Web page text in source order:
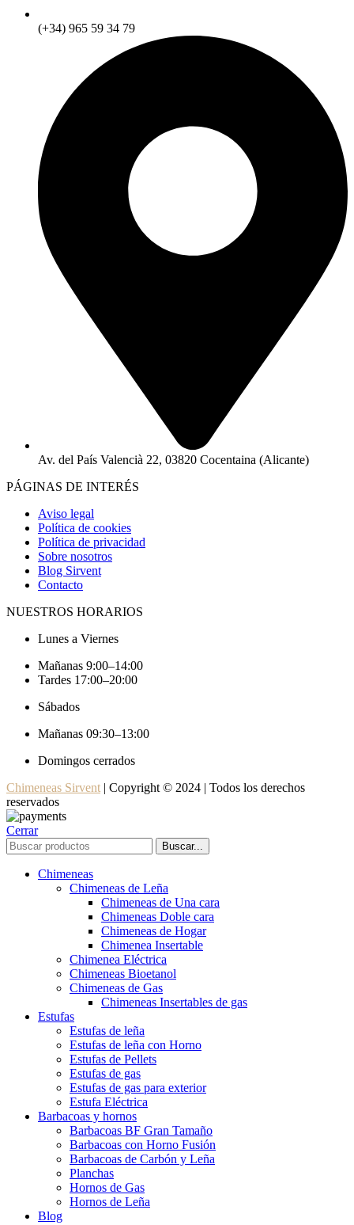
(+34) 965 59 34 79
Av. del País Valencià 22, 03820 Cocentaina (Alicante)
PÁGINAS DE INTERÉS
Aviso legal
Política de cookies
Política de privacidad
Sobre nosotros
Blog Sirvent
Contacto
NUESTROS HORARIOS
Lunes a Viernes
Mañanas 9:00–14:00
Tardes 17:00–20:00
Sábados
Mañanas 09:30–13:00
Domingos cerrados
Chimeneas Sirvent | Copyright © 2024 | Todos los derechos
reservados
Cerrar
Buscar...
Chimeneas
Chimeneas de Leña
Chimeneas de Una cara
Chimeneas Doble cara
Chimeneas de Hogar
Chimenea Insertable
Chimenea Eléctrica
Chimeneas Bioetanol
Chimeneas de Gas
Chimeneas Insertables de gas
Estufas
Estufas de leña
Estufas de leña con Horno
Estufas de Pellets
Estufas de gas
Estufas de gas para exterior
Estufa Eléctrica
Barbacoas y hornos
Barbacoas BF Gran Tamaño
Barbacoas con Horno Fusión
Barbacoas de Carbón y Leña
Planchas
Hornos de Gas
Hornos de Leña
Blog